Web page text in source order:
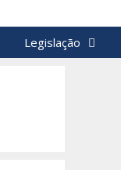
Legislação